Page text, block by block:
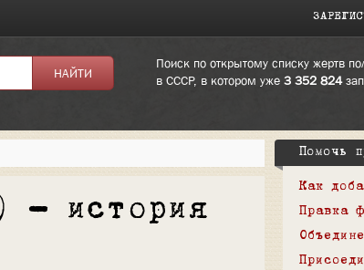
Поиск по открытому списку жертв
в СССР, в котором уже 3 352 824
— история
Помочь
Как
Правка